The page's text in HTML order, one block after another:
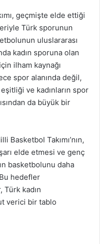
geçmişte elde ettiği
Türk sporunun
uluslararası
kadın sporuna olan
ilham kaynağı
spor alanında değil,
ve kadınların spor
da büyük bir
Basketbol Takımı’nın,
elde etmesi ve genç
basketbolunu daha
hedefler
Türk kadın
verici bir tablo